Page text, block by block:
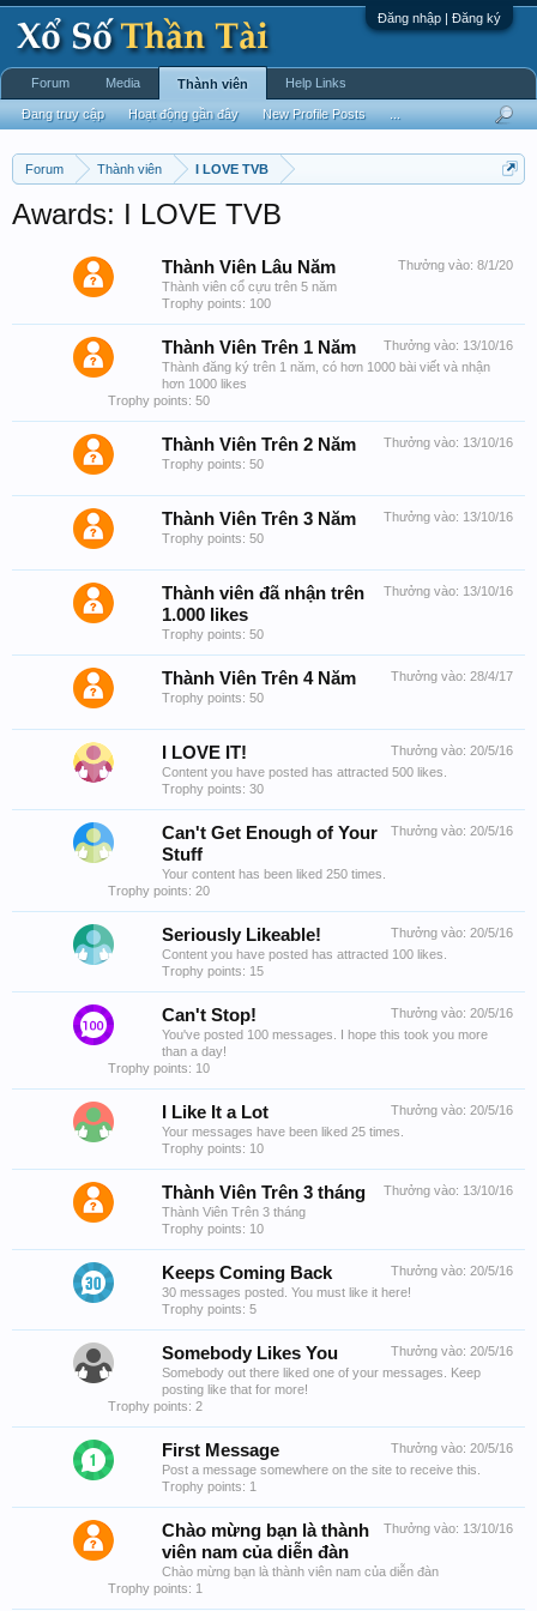
Đăng nhập | Đăng ký
Forum Thành viên I LOVE TVB
Awards: I LOVE TVB
Thưởng vào: 8/1/20
Thành Viên Lâu Năm
Thành viên cổ cựu trên 5 năm
Trophy points: 100
Thưởng vào: 13/10/16
Thành Viên Trên 1 Năm
Thành đăng ký trên 1 năm, có hơn 1000 bài viết và nhận
hơn 1000 likes
Trophy points: 50
Thưởng vào: 13/10/16
Thành Viên Trên 2 Năm
Trophy points: 50
Thưởng vào: 13/10/16
Thành Viên Trên 3 Năm
Trophy points: 50
Thưởng vào: 13/10/16
Thành viên đã nhận trên
1.000 likes
Trophy points: 50
Thưởng vào: 28/4/17
Thành Viên Trên 4 Năm
Trophy points: 50
Thưởng vào: 20/5/16
I LOVE IT!
Content you have posted has attracted 500 likes.
Trophy points: 30
Thưởng vào: 20/5/16
Can't Get Enough of Your
Stuff
Your content has been liked 250 times.
Trophy points: 20
Thưởng vào: 20/5/16
Seriously Likeable!
Content you have posted has attracted 100 likes.
Trophy points: 15
Thưởng vào: 20/5/16
Can't Stop!
You've posted 100 messages. I hope this took you more
than a day!
Trophy points: 10
Thưởng vào: 20/5/16
I Like It a Lot
Your messages have been liked 25 times.
Trophy points: 10
Thưởng vào: 13/10/16
Thành Viên Trên 3 tháng
Thành Viên Trên 3 tháng
Trophy points: 10
Thưởng vào: 20/5/16
Keeps Coming Back
30 messages posted. You must like it here!
Trophy points: 5
Thưởng vào: 20/5/16
Somebody Likes You
Somebody out there liked one of your messages. Keep
posting like that for more!
Trophy points: 2
Thưởng vào: 20/5/16
First Message
Post a message somewhere on the site to receive this.
Trophy points: 1
Thưởng vào: 13/10/16
Chào mừng bạn là thành
viên nam của diễn đàn
Chào mừng bạn là thành viên nam của diễn đàn
Trophy points: 1
Forum Media Thành viên
Đang truy cập Hoạt động gần đây New Profile Posts
Help Links